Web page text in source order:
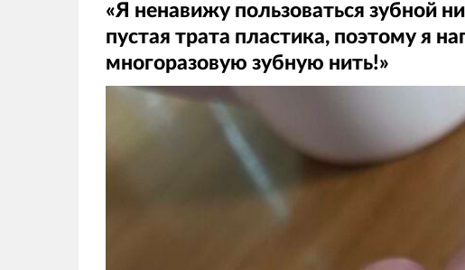
«Я ненавижу пользоваться зубной
пустая трата пластика, поэтому я
многоразовую зубную нить!»